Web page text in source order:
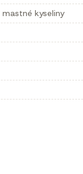
kyseliny